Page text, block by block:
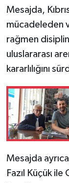
Mesajda,
mücadeleden
rağmen
uluslararası
kararlılığını
Mesajda
Fazıl Küçük